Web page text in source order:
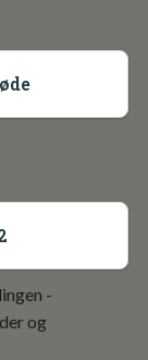
-
og